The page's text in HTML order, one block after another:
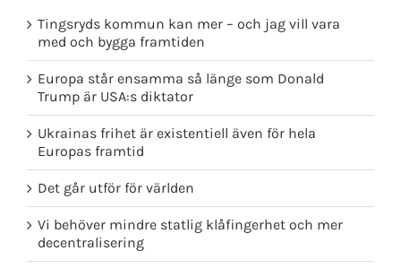
Tingsryds kommun kan mer – och jag vill vara
med och bygga framtiden
Europa står ensamma så länge som Donald
Trump är USA:s diktator
Ukrainas frihet är existentiell även för hela
Europas framtid
Det går utför för världen
Vi behöver mindre statlig klåfingerhet och mer
decentralisering